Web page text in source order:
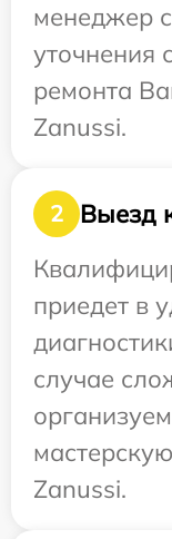
менеджер
уточнения
ремонта
Zanussi.
2
Выезд
приедет в
случае
Zanussi.